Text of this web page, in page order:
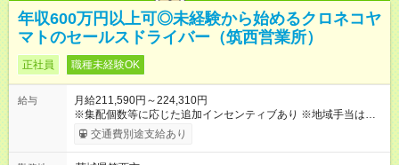
年収600万円以上可◎未経験から始めるクロネコヤ
マトのセールスドライバー（筑西営業所）
正社員 職種未経験OK
給与
月給211,590円～224,310円
※集配個数等に応じた追加インセンティブあり ※地域手当は居住
地によって異なる 加えて、インセンティブ・超勤手当・通勤手
当・扶養手当など各種手当が充実しています。 【試用期間】試
交通費別途支給あり